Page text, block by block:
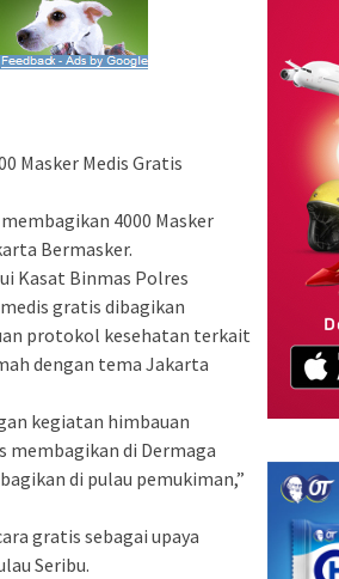
Masker Medis Gratis
4000 Masker
Bermasker.
Kasat Binmas Polres
gratis dibagikan
protokol kesehatan terkait
dengan tema Jakarta
kegiatan himbauan
di Dermaga
di pulau pemukiman,”
gratis sebagai upaya
Seribu.